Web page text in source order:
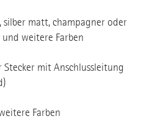
silber matt, champagner oder
weitere Farben
mit Anschlussleitung
Farben